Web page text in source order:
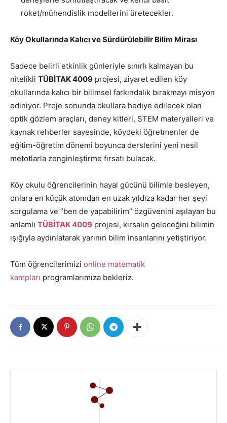
roket/mühendislik modellerini üretecekler.
Köy Okullarında Kalıcı ve Sürdürülebilir Bilim Mirası
Sadece belirli etkinlik günleriyle sınırlı kalmayan bu
nitelikli TÜBİTAK 4009 projesi, ziyaret edilen köy
okullarında kalıcı bir bilimsel farkındalık bırakmayı misyon
ediniyor. Proje sonunda okullara hediye edilecek olan
optik gözlem araçları, deney kitleri, STEM materyalleri ve
kaynak rehberler sayesinde, köydeki öğretmenler de
eğitim-öğretim dönemi boyunca derslerini yeni nesil
metotlarla zenginleştirme fırsatı bulacak.
Köy okulu öğrencilerinin hayal gücünü bilimle besleyen,
onlara en küçük atomdan en uzak yıldıza kadar her şeyi
sorgulama ve “ben de yapabilirim” özgüvenini aşılayan bu
anlamlı TÜBİTAK 4009 projesi, kırsalın geleceğini bilimin
ışığıyla aydınlatarak yarının bilim insanlarını yetiştiriyor.
Tüm öğrencilerimizi online matematik
kampları programlarımıza bekleriz.